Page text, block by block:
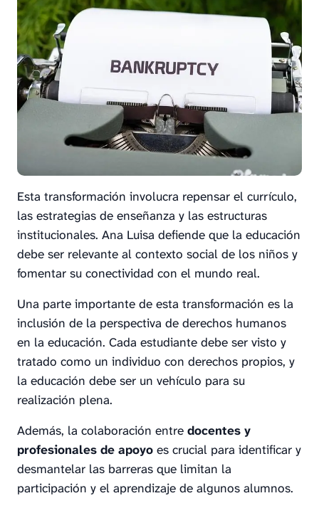
Esta transformación involucra repensar el currículo,
las estrategias de enseñanza y las estructuras
institucionales. Ana Luisa defiende que la educación
debe ser relevante al contexto social de los niños y
fomentar su conectividad con el mundo real.
Una parte importante de esta transformación es la
inclusión de la perspectiva de derechos humanos
en la educación. Cada estudiante debe ser visto y
tratado como un individuo con derechos propios, y
la educación debe ser un vehículo para su
realización plena.
Además, la colaboración entre docentes y
profesionales de apoyo es crucial para identificar y
desmantelar las barreras que limitan la
participación y el aprendizaje de algunos alumnos.